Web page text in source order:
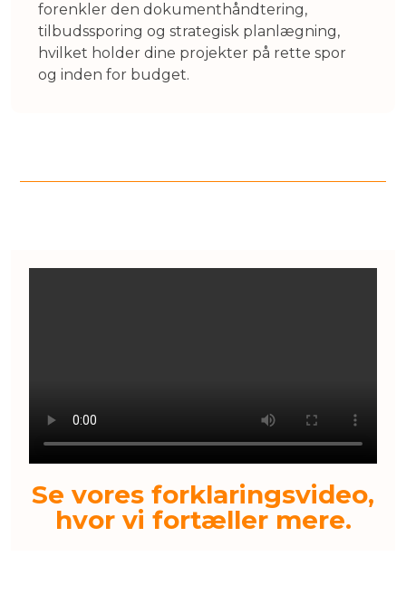
forenkler den dokumenthåndtering,
tilbudssporing og strategisk planlægning,
hvilket holder dine projekter på rette spor
og inden for budget.
Se vores forklaringsvideo,
hvor vi fortæller mere.